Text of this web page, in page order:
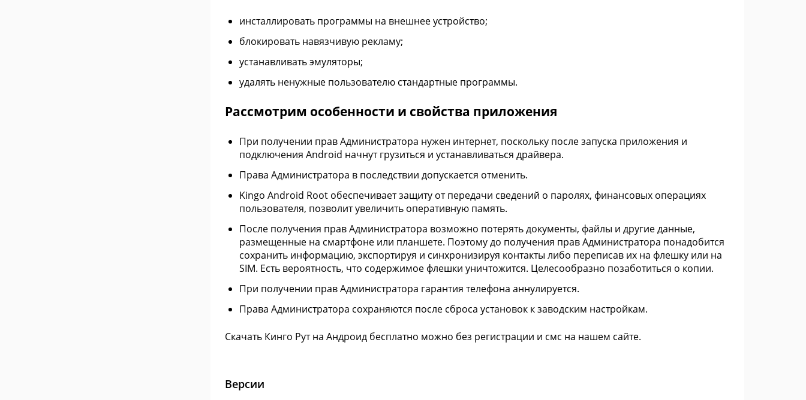
инсталлировать программы на внешнее устройство;
блокировать навязчивую рекламу;
устанавливать эмуляторы;
удалять ненужные пользователю стандартные программы.
Рассмотрим особенности и свойства приложения
При получении прав Администратора нужен интернет, поскольку после запуска приложения и
подключения Android начнут грузиться и устанавливаться драйвера.
Права Администратора в последствии допускается отменить.
Kingo Android Root обеспечивает защиту от передачи сведений о паролях, финансовых операциях
пользователя, позволит увеличить оперативную память.
После получения прав Администратора возможно потерять документы, файлы и другие данные,
размещенные на смартфоне или планшете. Поэтому до получения прав Администратора понадобится
сохранить информацию, экспортируя и синхронизируя контакты либо переписав их на флешку или на
SIM. Есть вероятность, что содержимое флешки уничтожится. Целесообразно позаботиться о копии.
При получении прав Администратора гарантия телефона аннулируется.
Права Администратора сохраняются после сброса установок к заводским настройкам.
Скачать Кинго Рут на Андроид бесплатно можно без регистрации и смс на нашем сайте.
Версии